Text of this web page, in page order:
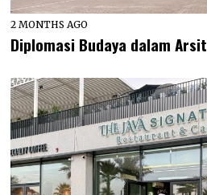
2 MONTHS AGO
Diplomasi Budaya dalam